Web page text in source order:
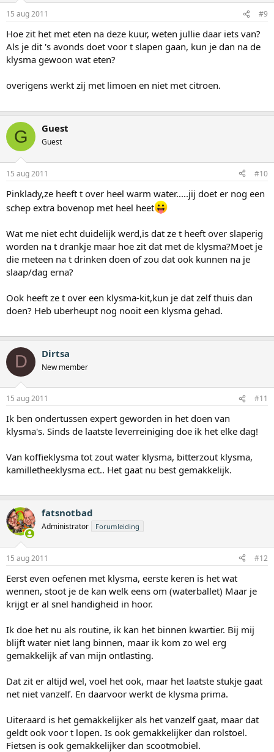
15 aug 2011 #9
Hoe zit het met eten na deze kuur, weten jullie daar iets van?
Als je dit 's avonds doet voor t slapen gaan, kun je dan na de
klysma gewoon wat eten?
overigens werkt zij met limoen en niet met citroen.
G Guest
Guest
15 aug 2011 #10
Pinklady,ze heeft t over heel warm water.....jij doet er nog een
schep extra bovenop met heel heet
Wat me niet echt duidelijk werd,is dat ze t heeft over slaperig
worden na t drankje maar hoe zit dat met de klysma?Moet je
die meteen na t drinken doen of zou dat ook kunnen na je
slaap/dag erna?
Ook heeft ze t over een klysma-kit,kun je dat zelf thuis dan
doen? Heb uberheupt nog nooit een klysma gehad.
D Dirtsa
New member
15 aug 2011 #11
Ik ben ondertussen expert geworden in het doen van
klysma's. Sinds de laatste leverreiniging doe ik het elke dag!
Van koffieklysma tot zout water klysma, bitterzout klysma,
kamilletheeklysma ect.. Het gaat nu best gemakkelijk.
fatsnotbad
Administrator Forumleiding
15 aug 2011 #12
Eerst even oefenen met klysma, eerste keren is het wat
wennen, stoot je de kan welk eens om (waterballet) Maar je
krijgt er al snel handigheid in hoor.
Ik doe het nu als routine, ik kan het binnen kwartier. Bij mij
blijft water niet lang binnen, maar ik kom zo wel erg
gemakkelijk af van mijn ontlasting.
Dat zit er altijd wel, voel het ook, maar het laatste stukje gaat
net niet vanzelf. En daarvoor werkt de klysma prima.
Uiteraard is het gemakkelijker als het vanzelf gaat, maar dat
geldt ook voor t lopen. Is ook gemakkelijker dan rolstoel.
Fietsen is ook gemakkelijker dan scootmobiel.